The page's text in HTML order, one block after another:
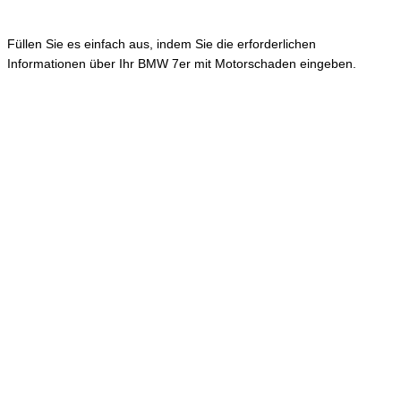
Füllen Sie es einfach aus, indem Sie die erforderlichen
Informationen über Ihr BMW 7er mit Motorschaden eingeben.